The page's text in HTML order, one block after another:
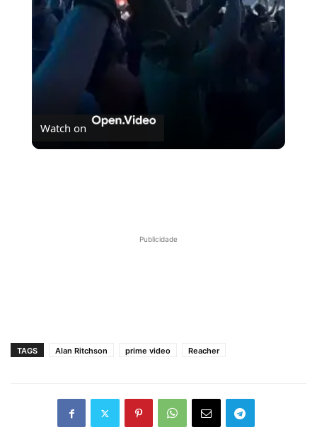
Watch on
Publicidade
TAGS Alan Ritchson prime video Reacher